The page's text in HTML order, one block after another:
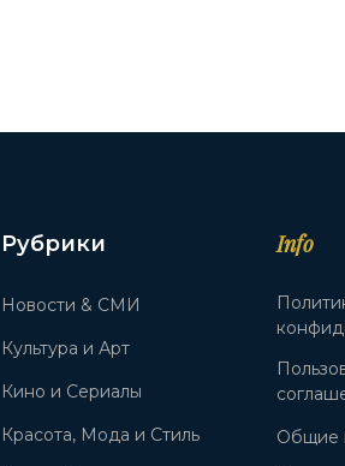
Рубрики
Новости & СМИ
Культура и Арт
Кино и Сериалы
Красота, Мода и Стиль
Info
Общие